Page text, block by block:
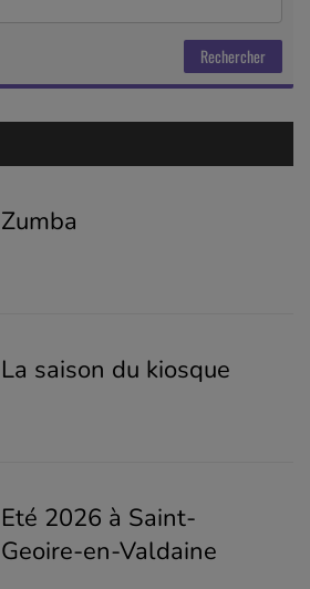
Zumba
La saison du kiosque
Eté 2026 à Saint-
Geoire-en-Valdaine